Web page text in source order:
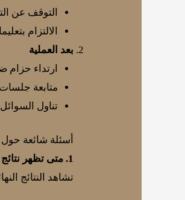
التوقف عن
الالتزام
بعد العملية
ارتداء حزام ضاغط
متابعة
تناول
أسئلة شائعة حول
1. متى تظهر نتائج العملية؟
تشاهد النتائج النهائية بعد 3-6 أشهر، حيث